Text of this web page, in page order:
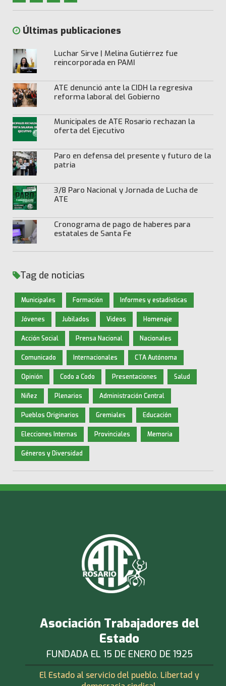
Últimas publicaciones
Luchar Sirve | Melina Gutiérrez fue
reincorporada en PAMI
ATE denunció ante la CIDH la regresiva
reforma laboral del Gobierno
Municipales de ATE Rosario rechazan la
oferta del Ejecutivo
Paro en defensa del presente y futuro de la
patria
3/8 Paro Nacional y Jornada de Lucha de
ATE
Cronograma de pago de haberes para
estatales de Santa Fe
Tag de noticias
Municipales Formación Informes y estadísticas
Jóvenes Jubilados Videos Homenaje
Acción Social Prensa Nacional Nacionales
Comunicado Internacionales CTA Autónoma
Opinión Codo a Codo Presentaciones Salud
Niñez Plenarios Administración Central
Pueblos Originarios Gremiales Educación
Elecciones Internas Provinciales Memoria
Géneros y Diversidad
Asociación Trabajadores del
Estado
FUNDADA EL 15 DE ENERO DE 1925
El Estado al servicio del pueblo. Libertad y